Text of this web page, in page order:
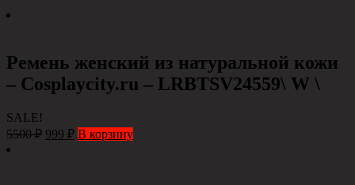
Ремень женский из натуральной кожи
– Сosplaycity.ru – LRBTSV24559\ W \
SALE!
5500₽ 999 ₽ В корзину